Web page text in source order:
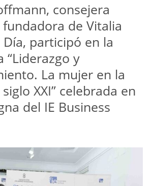
consejera
de Vitalia
participó en la
“Liderazgo y
La mujer en la
XXI” celebrada en
del IE Business